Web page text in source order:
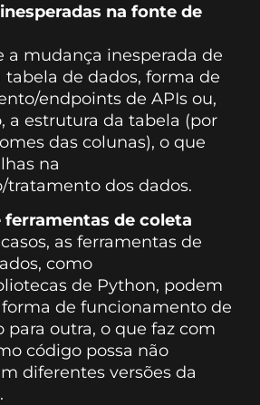
na fonte de
a mudança inesperada de
tabela de dados, forma de
endpoints de APIs ou,
a estrutura da tabela (por
das colunas), o que
na
tratamento dos dados.
ferramentas de coleta
as ferramentas de
como
de Python, podem
de funcionamento de
para outra, o que faz com
código possa não
diferentes versões da